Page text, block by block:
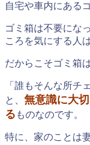
自宅や車内にある
ゴミ箱は不要にな
ころを気にする人
だからこそゴミ箱
「誰もそんな所チ
と、 無意識に大
る ものなのです。
特に、家のことは